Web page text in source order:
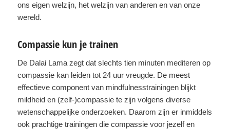
ons eigen welzijn, het welzijn van anderen en van onze
wereld.
Compassie kun je trainen
De Dalai Lama zegt dat slechts tien minuten mediteren op
compassie kan leiden tot 24 uur vreugde. De meest
effectieve component van mindfulnesstrainingen blijkt
mildheid en (zelf-)compassie te zijn volgens diverse
wetenschappelijke onderzoeken. Daarom zijn er inmiddels
ook prachtige trainingen die compassie voor jezelf en